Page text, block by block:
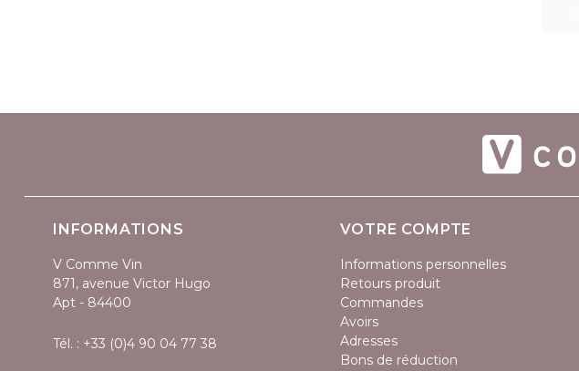
INFORMATIONS
V Comme Vin
871, avenue Victor Hugo
Apt - 84400
Tél. : +33 (0)4 90 04 77 38
VOTRE COMPTE
Informations personnelles
Retours produit
Commandes
Avoirs
Adresses
Bons de réduction